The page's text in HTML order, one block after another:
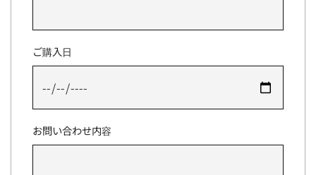
ご購入日
お問い合わせ内容